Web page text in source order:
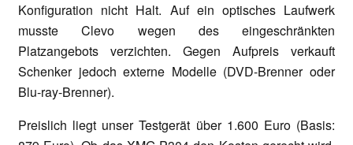
Konfiguration nicht Halt. Auf ein optisches Laufwerk
musste Clevo wegen des eingeschränkten
Platzangebots verzichten. Gegen Aufpreis verkauft
Schenker jedoch externe Modelle (DVD-Brenner oder
Blu-ray-Brenner).
Preislich liegt unser Testgerät über 1.600 Euro (Basis: